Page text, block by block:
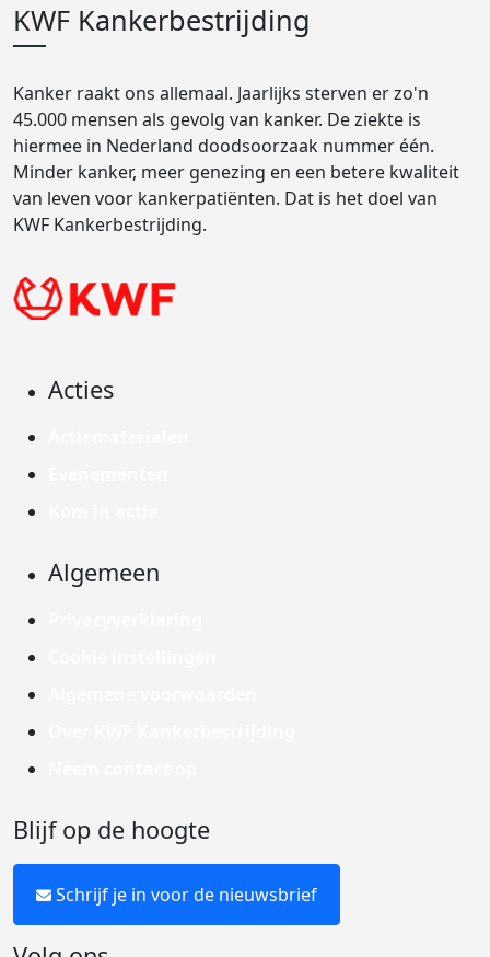
KWF Kankerbestrijding
Kanker raakt ons allemaal. Jaarlijks sterven er zo'n
45.000 mensen als gevolg van kanker. De ziekte is
hiermee in Nederland doodsoorzaak nummer één.
Minder kanker, meer genezing en een betere kwaliteit
van leven voor kankerpatiënten. Dat is het doel van
KWF Kankerbestrijding.
Acties
Algemeen
Blijf op de hoogte
Schrijf je in voor de nieuwsbrief